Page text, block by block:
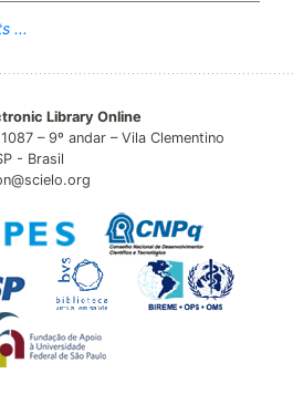
...
Library Online
– 9º andar – Vila Clementino
- Brasil